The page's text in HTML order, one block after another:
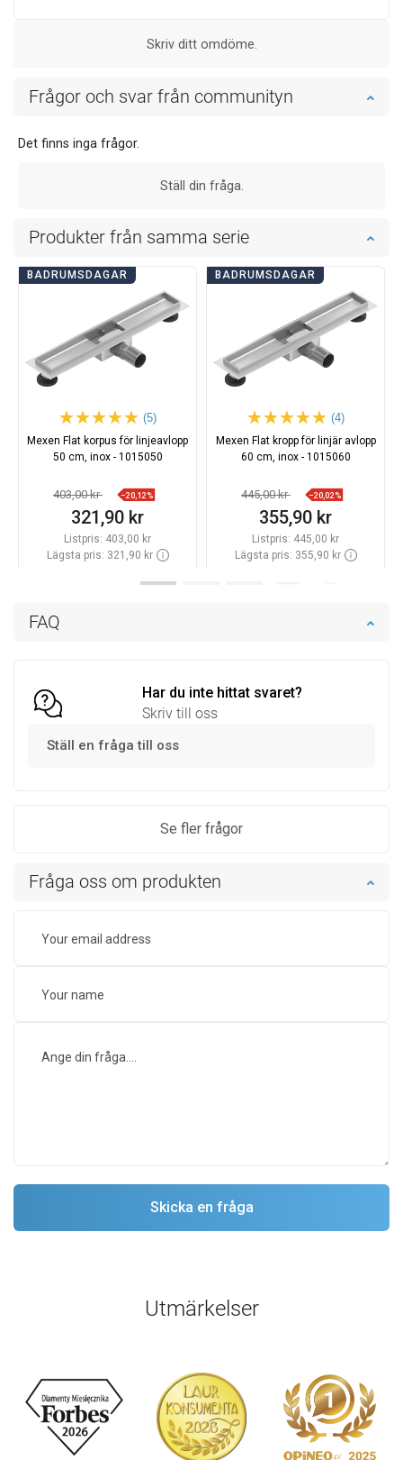
FAQ
Har du inte hittat svaret?
Skriv till oss
Ställ en fråga till oss
Se fler frågor
Skriv ditt omdöme.
Frågor och svar från communityn
Det finns inga frågor.
Ställ din fråga.
Fråga oss om produkten
Produkter från samma serie
BADRUMSDAGAR
(5)
Mexen Flat korpus för linjeavlopp
50 cm, inox - 1015050
403,00 kr −20,12%
321,90 kr
Listpris: 403,00 kr
Lägsta pris: 321,90 kr
BADRUMSDAGAR
(4)
Mexen Flat kropp för linjär avlopp
60 cm, inox - 1015060
445,00 kr −20,02%
355,90 kr
Listpris: 445,00 kr
Lägsta pris: 355,90 kr
Utmärkelser